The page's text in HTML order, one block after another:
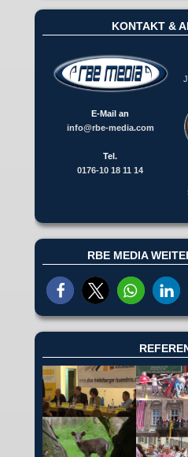
KONTAKT &
E-Mail an
info@rbe-media.com
Tel.
0176-10 18 11 14
RBE MEDIA